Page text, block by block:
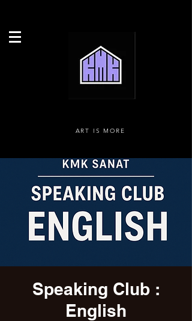
ART IS MORE
Speaking Club :
English